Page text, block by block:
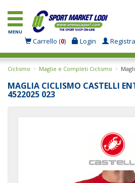
MENU
Carrello (0) Login
Ciclismo Maglie e Completi Ciclismo
MAGLIA CICLISMO CASTELLI
4522025 023